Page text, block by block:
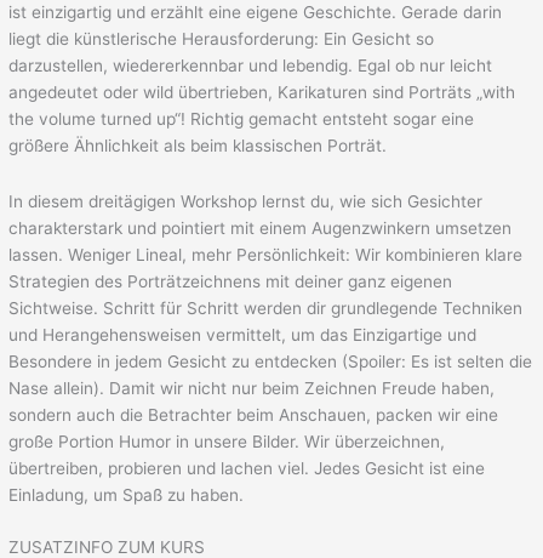
ist einzigartig und erzählt eine eigene Geschichte. Gerade darin
liegt die künstlerische Herausforderung: Ein Gesicht so
darzustellen, wiedererkennbar und lebendig. Egal ob nur leicht
angedeutet oder wild übertrieben, Karikaturen sind Porträts „with
the volume turned up“! Richtig gemacht entsteht sogar eine
größere Ähnlichkeit als beim klassischen Porträt.
In diesem dreitägigen Workshop lernst du, wie sich Gesichter
charakterstark und pointiert mit einem Augenzwinkern umsetzen
lassen. Weniger Lineal, mehr Persönlichkeit: Wir kombinieren klare
Strategien des Porträtzeichnens mit deiner ganz eigenen
Sichtweise. Schritt für Schritt werden dir grundlegende Techniken
und Herangehensweisen vermittelt, um das Einzigartige und
Besondere in jedem Gesicht zu entdecken (Spoiler: Es ist selten die
Nase allein). Damit wir nicht nur beim Zeichnen Freude haben,
sondern auch die Betrachter beim Anschauen, packen wir eine
große Portion Humor in unsere Bilder. Wir überzeichnen,
übertreiben, probieren und lachen viel. Jedes Gesicht ist eine
Einladung, um Spaß zu haben.
ZUSATZINFO ZUM KURS